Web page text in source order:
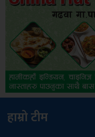
हाम्रो टीम